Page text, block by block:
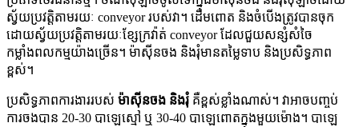
ស្វ័យប្រវត្តិតាមរយៈ conveyor របស់វា។ ដើមពោត និងចំបើងត្រូវបានចុក
ដោយស្វ័យប្រវត្តិតាមរយៈខ្សែក្រវ៉ាត់ conveyor ដែលជួយសន្សំសំចៃ
កម្លាំងពលកម្មយ៉ាងច្រើន។ ម៉ាស៊ីនចង និងរុំមានតម្លៃទាប និងប្រសិទ្ធភាព
ខ្ពស់។
ប្រសិទ្ធភាពការងាររបស់ ម៉ាស៊ីនចង និងរុំ គឺខ្ពស់ខ្លាំងណាស់។ វាអាចបញ្ចប់
ការចងបាន 20-30 បាឡេស្មៅ ឬ 30-40 បាឡេពោតក្នុងមួយម៉ោង។ បាឡេ